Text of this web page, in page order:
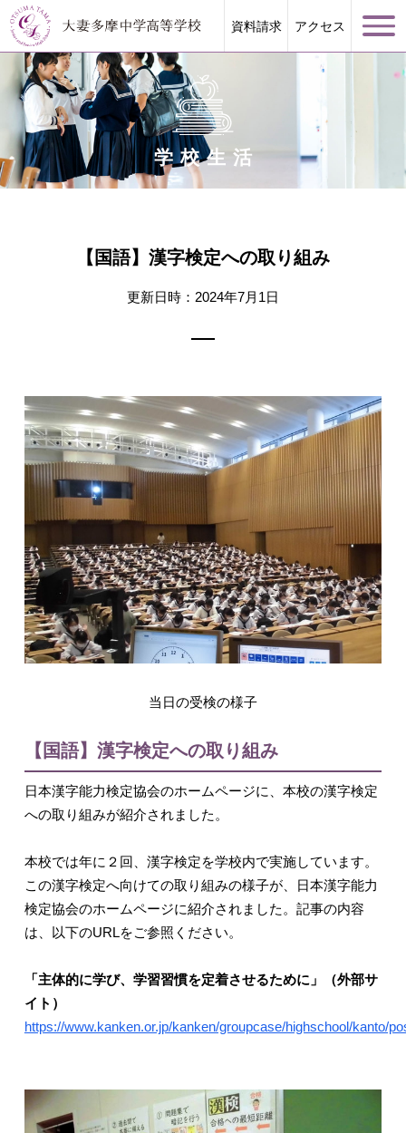
資料請求 アクセス
学校案内
入試情報
English
学校生活
【国語】漢字検定への取り組み
更新日時：2024年7月1日
当日の受検の様子
【国語】漢字検定への取り組み
日本漢字能力検定協会のホームページに、本校の漢字検定
への取り組みが紹介されました。
本校では年に２回、漢字検定を学校内で実施しています。
この漢字検定へ向けての取り組みの様子が、日本漢字能力
検定協会のホームページに紹介されました。記事の内容
は、以下のURLをご参照ください。
「主体的に学び、学習習慣を定着させるために」（外部サ
イト）
https://www.kanken.or.jp/kanken/groupcase/highschool/kanto/